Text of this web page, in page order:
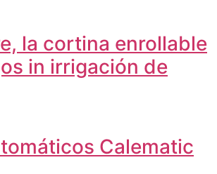
la cortina enrollable
in irrigación de
Calematic